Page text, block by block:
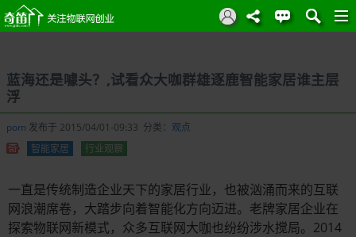
蓝海还是噱头？,试看众大咖群雄逐鹿智能家居谁主层
浮
pom 发布于 2015/04/01-09:33 分类： 观点
智能家居
行业观察
一直是传统制造企业天下的家居行业，也被汹涌而来的互联
网浪潮席卷，大踏步向着智能化方向迈进。老牌家居企业在
探索物联网新模式，众多互联网大咖也纷纷涉水搅局。2014